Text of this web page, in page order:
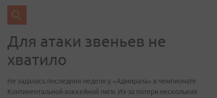
Для атаки звеньев не
хватило
Не задалась последняя неделя у «Адмирала» в чемпионате
Континентальной хоккейной лиги. Из-за потери нескольких